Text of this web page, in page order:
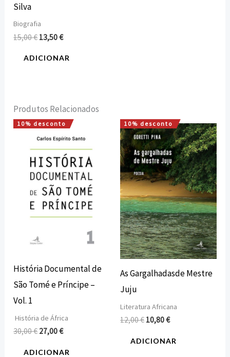
Silva
Biografia
15,00€ 13,50€
ADICIONAR
Produtos Relacionados
10% desconto
História Documental de
São Tomé e Príncipe –
Vol. 1
História de África
30,00€
O
preço
original
era:
30,00 €.
27,00€
O
preço
atual
é:
27,00 €.
ADICIONAR
10% desconto
As Gargalhadasde Mestre
Juju
Literatura Africana
12,00€
O
preço
original
era:
12,00 €.
10,80€
O
preço
atual
é:
10,80 €.
ADICIONAR